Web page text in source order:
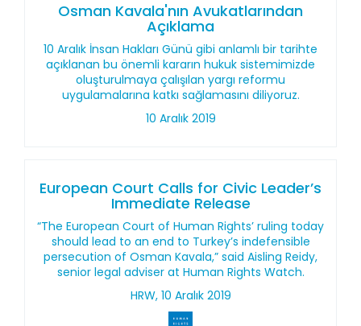
Osman Kavala'nın Avukatlarından
Açıklama
10 Aralık İnsan Hakları Günü gibi anlamlı bir tarihte
açıklanan bu önemli kararın hukuk sistemimizde
oluşturulmaya çalışılan yargı reformu
uygulamalarına katkı sağlamasını diliyoruz.
10 Aralık 2019
European Court Calls for Civic Leader’s
Immediate Release
“The European Court of Human Rights’ ruling today
should lead to an end to Turkey’s indefensible
persecution of Osman Kavala,” said Aisling Reidy,
senior legal adviser at Human Rights Watch.
HRW, 10 Aralık 2019